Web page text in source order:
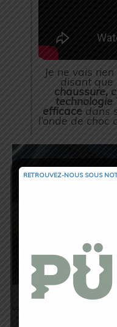
Je ne vais
disant que
chaussure,
technologie
efficacedans
l’onde de choc
RETROUVEZ-NOUS SOUS